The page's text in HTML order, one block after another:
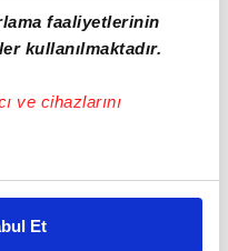
faaliyetlerinin
kullanılmaktadır.
ve cihazlarını
sizlere özel
Bunu yaparken
Et
tamamlayan
markası ve